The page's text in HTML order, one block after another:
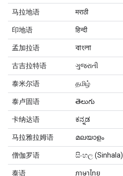
马拉地语 मराठी
印地语 हिन्दी
孟加拉语 বাংলা
古吉拉特语 ગુજરાતી
泰米尔语 தமிழ்
泰卢固语 తెలుగు
卡纳达语 ಕನ್ನಡ
马拉雅拉姆语 മലയാളം
僧伽罗语 සිංහල (Sinhala)
泰语 ภาษาไทย